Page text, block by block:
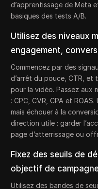
d’apprentissage de Meta
basiques des tests A/B.
Utilisez des niveaux
engagement,
Commencez par des
d’arrêt du pouce, CTR, et
pour la vidéo. Passez aux
: CPC, CVR, CPA et
mais échouer à la
direction utile : garder
page d’atterrissage ou
Fixez des seuils de
objectif de
Utilisez des bandes de